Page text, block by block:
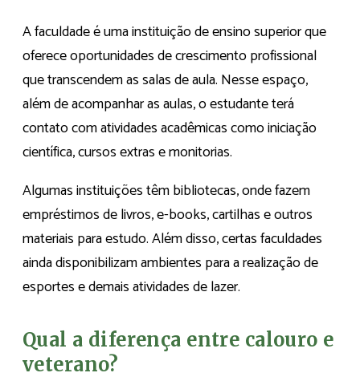
A faculdade é uma instituição de ensino superior que
oferece oportunidades de crescimento profissional
que transcendem as salas de aula. Nesse espaço,
além de acompanhar as aulas, o estudante terá
contato com atividades acadêmicas como iniciação
científica, cursos extras e monitorias.
Algumas instituições têm bibliotecas, onde fazem
empréstimos de livros, e-books, cartilhas e outros
materiais para estudo. Além disso, certas faculdades
ainda disponibilizam ambientes para a realização de
esportes e demais atividades de lazer.
Qual a diferença entre calouro e
veterano?